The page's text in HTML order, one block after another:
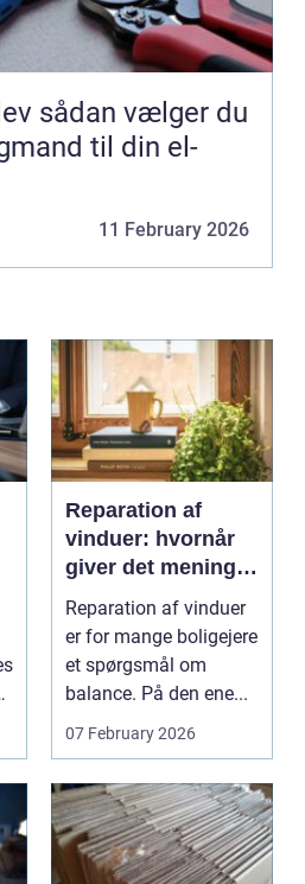
du
til din el-
11 February 2026
Reparation af
vinduer: hvornår
giver det mening,
og hvad skal du
vælge?
Reparation af vinduer
er for mange boligejere
et spørgsmål om
balance. På den ene...
07 February 2026